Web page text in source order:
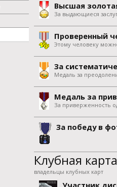
Высшая
За выдающиеся
Проверенный
Этому человеку
За
Медаль за
Медаль за
За приверженность
За победу в
Клубная карта
владельцы клубных карт
Участник